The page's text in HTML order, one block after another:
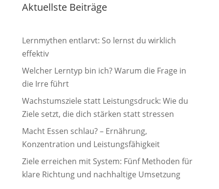
Aktuellste Beiträge
Lernmythen entlarvt: So lernst du wirklich
effektiv
Welcher Lerntyp bin ich? Warum die Frage in
die Irre führt
Wachstumsziele statt Leistungsdruck: Wie du
Ziele setzt, die dich stärken statt stressen
Macht Essen schlau? – Ernährung,
Konzentration und Leistungsfähigkeit
Ziele erreichen mit System: Fünf Methoden für
klare Richtung und nachhaltige Umsetzung